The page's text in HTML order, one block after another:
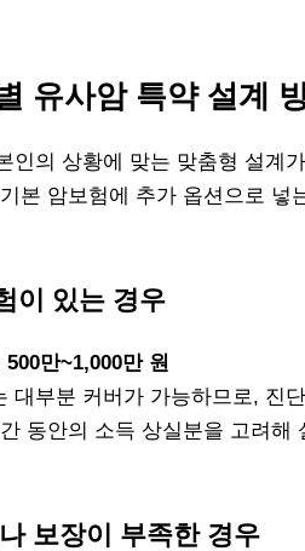
유사암 특약 설계
인의 상황에 맞는 맞춤형 설계
본 암보험에 추가 옵션으로 넣
이 있는 경우
만~1,000만 원
대부분 커버가 가능하므로, 진
동안의 소득 상실분을 고려해
보장이 부족한 경우